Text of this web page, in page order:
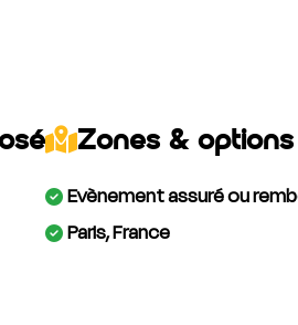
Zones & options
Evènement assuré ou
Paris, France